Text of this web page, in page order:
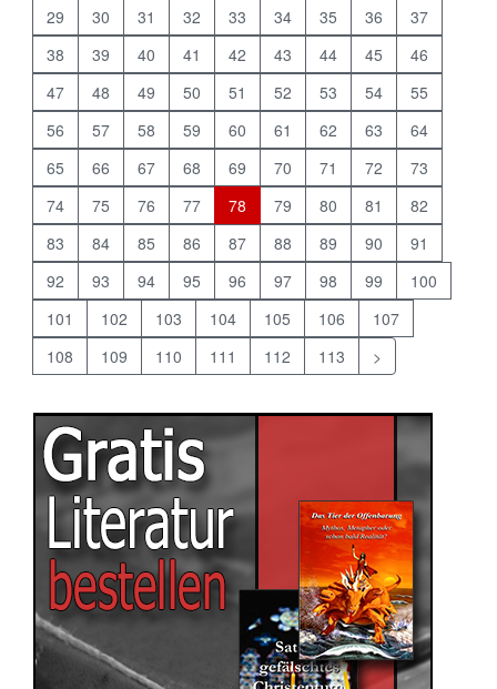
29
30 31 32 33 34 35 36
37
38
39 40 41 42 43 44 45
46
47
48 49 50 51 52 53 54
55
56
57 58 59 60 61 62 63
64
65
66 67 68 69 70 71 72
73
74
75 76 77 78 79 80 81
82
83
84 85 86 87 88 89 90
91
92
93 94 95 96 97 98 99
100
101
102 103 104 105 106
107
108
109 110 111 112 113 >